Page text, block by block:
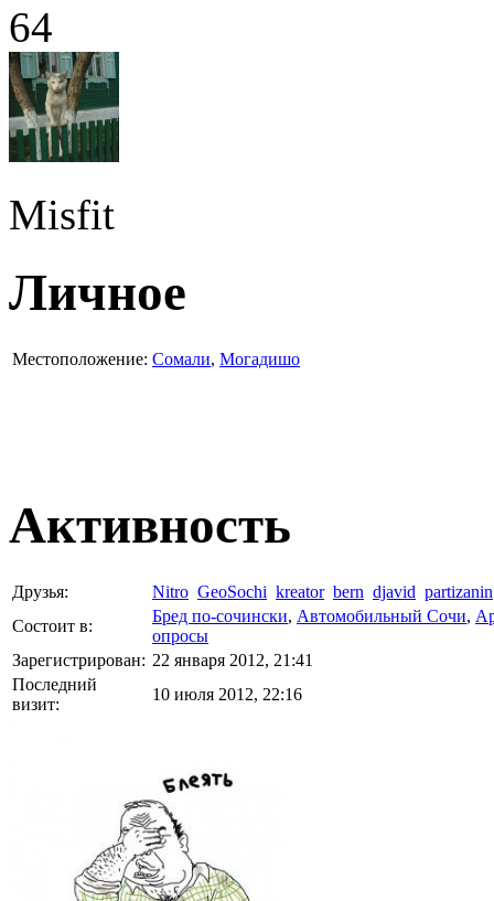
64
Misfit
Личное
Местоположение: Сомали, Могадишо
Активность
Друзья: Nitro GeoSochi kreator bern djavid partizanin
Состоит в:
Бред по-cочински, Автомобильный Сочи,
опросы
Зарегистрирован: 22 января 2012, 21:41
Последний
визит:
10 июля 2012, 22:16